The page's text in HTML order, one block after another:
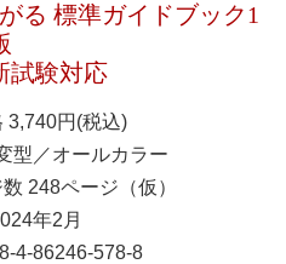
る 標準ガイドブック1
試験対応
3,740円(税込)
型／オールカラー
248ページ（仮）
年2月
4-86246-578-8